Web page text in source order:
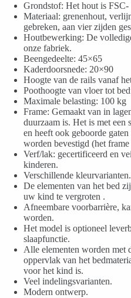
Grondstof: Het hout is FSC-
Materiaal: grenenhout,
gebreken, aan vier zijden
Houtbewerking: De
onze fabriek.
Beengedeelte: 45×65
Kaderdoorsnede: 20×90
Hoogte van de rails vanaf
Poothoogte van vloer tot
Maximale belasting: 100 kg
Frame: Gemaakt van in
duurzaam is. Het is met een
en heeft ook geboorde gaten
worden bevestigd (het
Verf/lak: gecertificeerd en
kinderen.
Verschillende kleurvarianten.
De elementen van het bed
uw kind te vergroten .
Afneembare voorbarrière,
worden.
Het model is optioneel
slaapfunctie.
Alle elementen worden met
oppervlak van het
voor het kind is.
Veel indelingsvarianten.
Modern ontwerp.